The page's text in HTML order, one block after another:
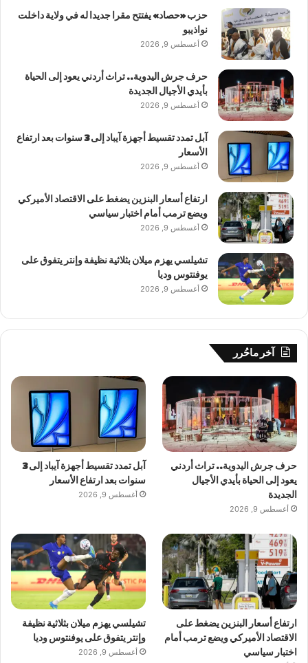
حزب «حصاد» يفتتح مقرا جديدا له في ولاية داخلت
نواذيبو
أغسطس 9, 2026
حرف جرش اليدوية.. تراث أردني يعود إلى الحياة
بأيدي الأجيال الجديدة
أغسطس 9, 2026
آبل تمدد تقسيط أجهزة آيباد إلى 3 سنوات بعد ارتفاع
الأسعار
أغسطس 9, 2026
ارتفاع أسعار البنزين يضغط على الاقتصاد الأميركي
ويضع ترمب أمام اختبار سياسي
أغسطس 9, 2026
تشيلسي يهزم ميلان بثلاثية نظيفة وإنتر يتفوق على
يوفنتوس وديا
أغسطس 9, 2026
آخر ماحُرر
حرف جرش اليدوية.. تراث أردني
يعود إلى الحياة بأيدي الأجيال
الجديدة
أغسطس 9, 2026
آبل تمدد تقسيط أجهزة آيباد إلى 3
سنوات بعد ارتفاع الأسعار
أغسطس 9, 2026
ارتفاع أسعار البنزين يضغط على
الاقتصاد الأميركي ويضع ترمب أمام
اختبار سياسي
تشيلسي يهزم ميلان بثلاثية نظيفة
وإنتر يتفوق على يوفنتوس وديا
أغسطس 9, 2026